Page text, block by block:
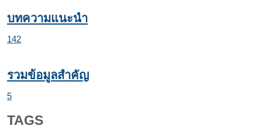
บทความแนะนำ
142
รวมข้อมูลสำคัญ
5
TAGS